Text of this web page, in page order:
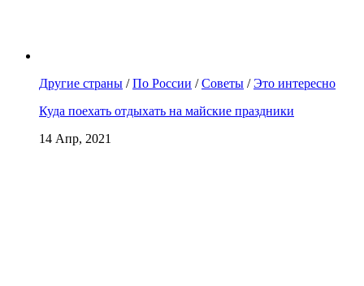
Другие страны /По России /Советы /Это интересно
Куда поехать отдыхать на майские праздники
14 Апр, 2021